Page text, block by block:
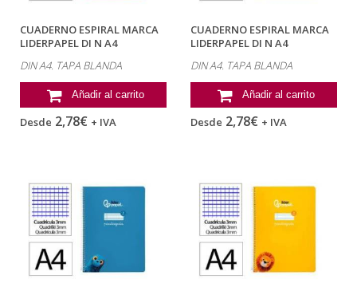
CUADERNO ESPIRAL MARCA
LIDERPAPEL DI N A4
DIN A4. TAPA BLANDA
Añadir al carrito
Desde 2,78€ + IVA
CUADERNO ESPIRAL MARCA
LIDERPAPEL DI N A4
DIN A4. TAPA BLANDA
Añadir al carrito
Desde 2,78€ + IVA